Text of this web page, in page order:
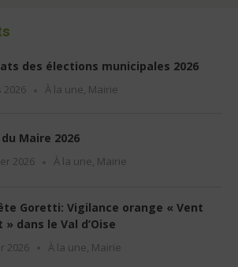
des élections municipales 2026
2026 À la une, Mairie
Maire 2026
2026 À la une, Mairie
Goretti: Vigilance orange « Vent
dans le Val d’Oise
2026 À la une Mairie